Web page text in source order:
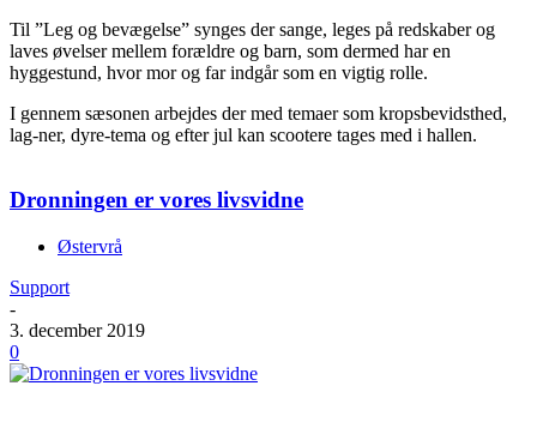
Til ”Leg og bevægelse” synges der sange, leges på redskaber og
laves øvelser mellem forældre og barn, som dermed har en
hyggestund, hvor mor og far indgår som en vigtig rolle.
I gennem sæsonen arbejdes der med temaer som kropsbevidsthed,
lag-ner, dyre-tema og efter jul kan scootere tages med i hallen.
Dronningen er vores livsvidne
Østervrå
Support
-
3. december 2019
0